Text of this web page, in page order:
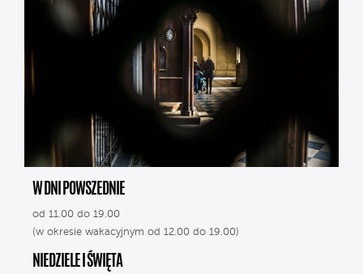
W DNI POWSZEDNIE
od 11.00 do 19.00
(w okresie wakacyjnym od 12.00 do 19.00)
NIEDZIELE I ŚWIĘTA